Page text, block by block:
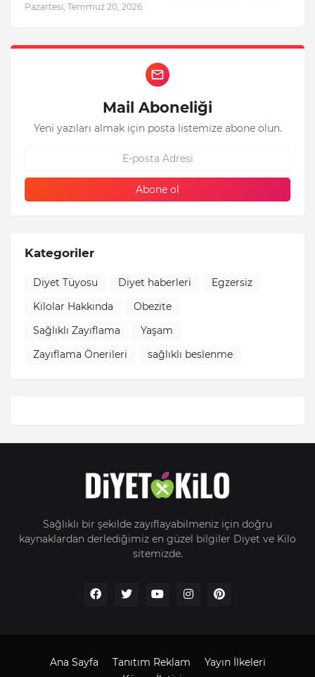
Pazartesi, Temmuz 20, 2026
Mail Aboneliği
Yeni yazıları almak için posta listemize abone olun.
Kategoriler
Diyet Tüyosu Diyet haberleri
Egzersiz
Kilolar Hakkında
Obezite
Sağlıklı Zayıflama
Yaşam
Zayıflama Önerileri
sağlıklı beslenme
Sağlıklı bir şekilde zayıflayabilmeniz için doğru
kaynaklardan derlediğimiz en güzel bilgiler Diyet ve Kilo
sitemizde.
Ana Sayfa Tanıtım Reklam
Yayın İlkeleri